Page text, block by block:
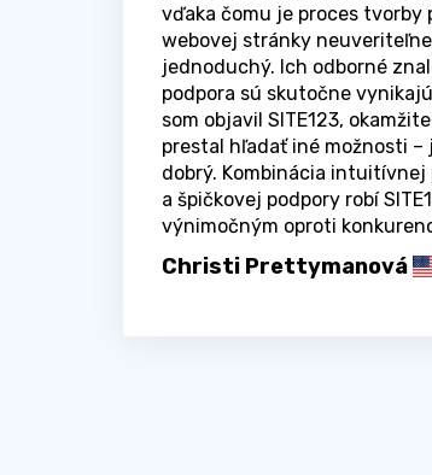
vďaka čomu je proces tvorby
webovej stránky neuveriteľne
jednoduchý. Ich odborné
podpora sú skutočne
som objavil SITE123,
prestal hľadať iné možnosti –
dobrý. Kombinácia
a špičkovej podpory robí
výnimočným oproti
Christi Prettymanová